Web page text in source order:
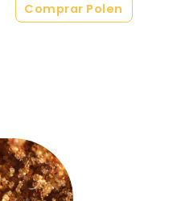
Comprar Polen